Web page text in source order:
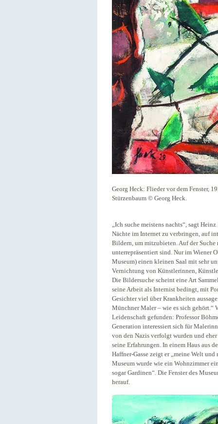
Georg Heck: Flieder vor dem Fenster,
Stürzenbaum © Georg Heck.
„Ich suche meistens nachts“, sagt
Nächte im Internet zu verbringen, auf
Bildern, um mitzubieten. Auf der
unterrepräsentiert sind. Nur im Wiener
Museum) einen kleinen Saal mit sehr
Vernichtung von Künstlerinnen,
Die Bildersuche scheint eine Art
seine Arbeit als Internist bedingt, mit
Gesichter viel über Krankheiten
Münchner Maler – wie es sich gehört.“
Leidenschaft gefunden: Professor
Generation interessiert sich für
von den Nazis verfolgt wurden und
seine Erfahrungen. In einem Haus aus
Haffner-Gasse zeigt er „meine Welt
Museum wurde wie ein Wohnzimmer
sogar Gardinen“. Die Fenster des
herauf.